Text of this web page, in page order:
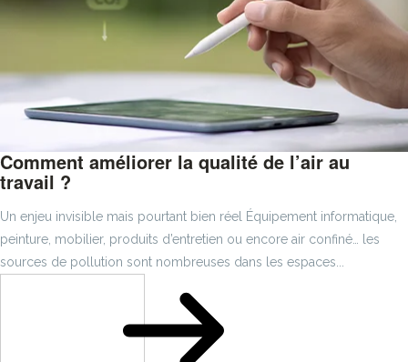
Comment améliorer la qualité de l’air au
travail ?
Un enjeu invisible mais pourtant bien réel Équipement informatique,
peinture, mobilier, produits d’entretien ou encore air confiné… les
sources de pollution sont nombreuses dans les espaces...